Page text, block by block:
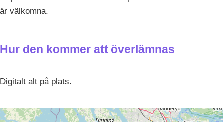
är välkomna.
Hur den kommer att överlämnas
Digitalt alt på plats.